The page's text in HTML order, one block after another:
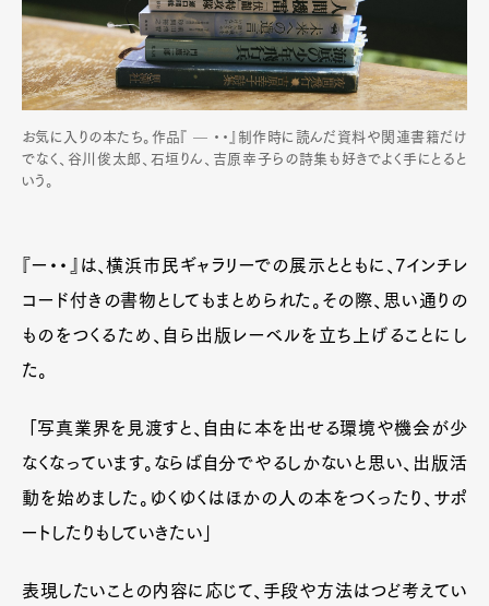
お気に入りの本たち。作品『 — ・・』制作時に読んだ資料や関連書籍だけ
でなく、谷川俊太郎、石垣りん、吉原幸子らの詩集も好きでよく手にとると
いう。
『ー・・』は、横浜市民ギャラリーでの展示とともに、7インチレ
コード付きの書物としてもまとめられた。その際、思い通りの
ものをつくるため、自ら出版レーベルを立ち上げることにし
た。
「写真業界を見渡すと、自由に本を出せる環境や機会が少
なくなっています。ならば自分でやるしかないと思い、出版活
動を始めました。ゆくゆくはほかの人の本をつくったり、サポ
ートしたりもしていきたい」
表現したいことの内容に応じて、手段や方法はつど考えてい